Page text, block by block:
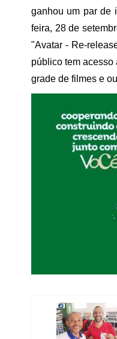
ganhou um par de
feira, 28 de
"Avatar - Re-
público tem
grade de filmes e